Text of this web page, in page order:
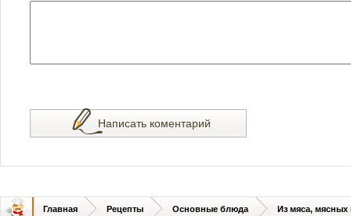
Написать коментарий
Главная Рецепты Основные блюда Из мяса, мясных